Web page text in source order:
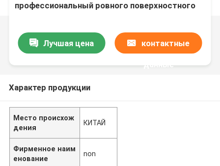
профессиональный ровного поверхностного
Лучшая цена контактные
данные
Характер продукции
Место происхож
дения
КИТАЙ
Фирменное наим
енование
non